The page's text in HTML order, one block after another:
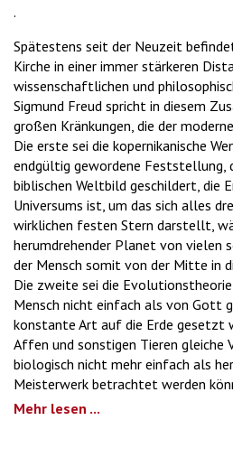
.
Spätestens seit der Neuzeit
Kirche in einer immer stärkeren
wissenschaftlichen und
Sigmund Freud spricht in diesem
großen Kränkungen, die der
Die erste sei die kopernikanische
endgültig gewordene Feststellung,
biblischen Weltbild geschildert, die
Universums ist, um das sich alles
wirklichen festen Stern darstellt,
herumdrehender Planet von vielen
der Mensch somit von der Mitte in
Die zweite sei die
Mensch nicht einfach als von Gott
konstante Art auf die Erde gesetzt
Affen und sonstigen Tieren gleiche
biologisch nicht mehr einfach als
Meisterwerk betrachtet werden
Mehr lesen ...